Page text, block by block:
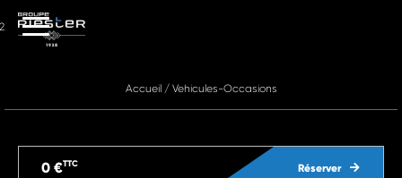
Accueil/ Vehicules-Occasions
Réserver
0 €TTC